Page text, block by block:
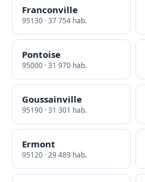
Franconville
95130 · 37 754 hab.
Pontoise
95000 · 31 970 hab.
Goussainville
95190 · 31 301 hab.
Ermont
95120 · 29 489 hab.